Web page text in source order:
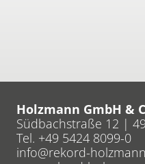
Holzmann GmbH &
Südbachstraße 12 |
Tel. +49 5424 8099-0
info
rekord-holzmann